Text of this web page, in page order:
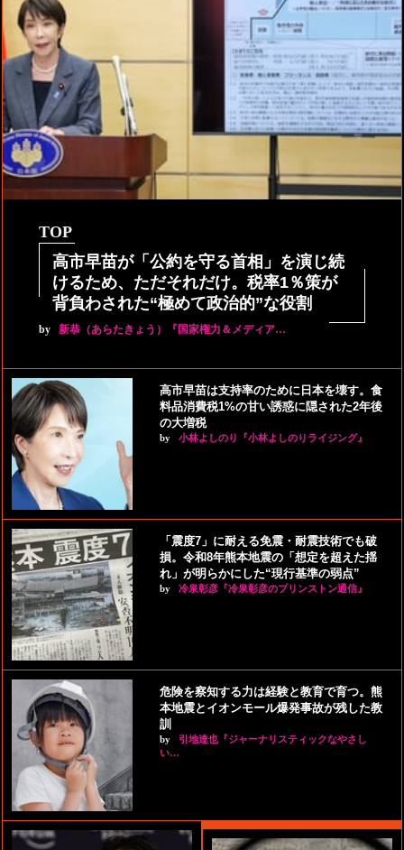
TOP
高市早苗が「公約を守る首相」を演じ続
けるため、ただそれだけ。税率1％策が
背負わされた“極めて政治的”な役割
by 新恭（あらたきょう）『国家権力＆メディア…
高市早苗は支持率のために日本を壊す。食
料品消費税1%の甘い誘惑に隠された2年後
の大増税
by 小林よしのり『小林よしのりライジング』
「震度7」に耐える免震・耐震技術でも破
損。令和8年熊本地震の「想定を超えた揺
れ」が明らかにした“現行基準の弱点”
by 冷泉彰彦『冷泉彰彦のプリンストン通信』
危険を察知する力は経験と教育で育つ。熊
本地震とイオンモール爆発事故が残した教
訓
by
引地達也『ジャーナリスティックなやさし
い…